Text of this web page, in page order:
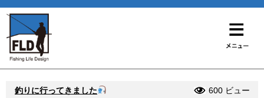
釣りに行ってきました 600 ビュー